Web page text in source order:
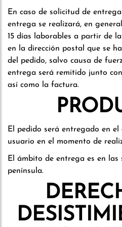
En caso de solicitud de
entrega se realizará, en
15 días laborables a partir de
en la dirección postal que se
del pedido, salvo causa de
entrega será remitido junto
así como la factura.
El pedido será entregado en
usuario en el momento de
El ámbito de entrega es en las
península.